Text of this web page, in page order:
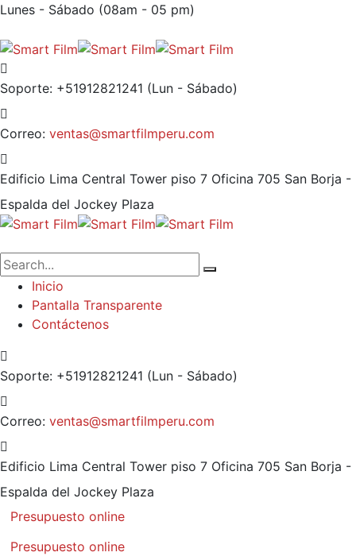
Lunes - Sábado (08am - 05 pm)
Soporte: +51912821241 (Lun - Sábado)
Correo: ventas@smartfilmperu.com
Edificio Lima Central Tower piso 7 Oficina 705 San Borja -
Espalda del Jockey Plaza
Inicio
Pantalla Transparente
Contáctenos
Soporte: +51912821241 (Lun - Sábado)
Correo: ventas@smartfilmperu.com
Edificio Lima Central Tower piso 7 Oficina 705 San Borja -
Espalda del Jockey Plaza
Presupuesto online
Presupuesto online